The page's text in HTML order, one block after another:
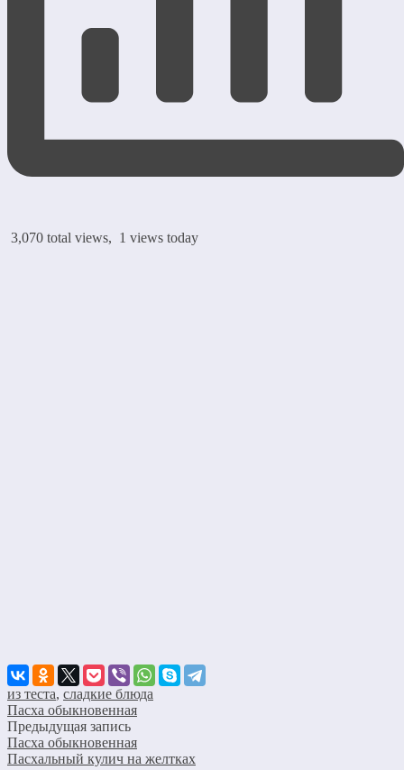
3,070 total views, 1 views today
из теста, сладкие блюда
Пасха обыкновенная
Предыдущая запись
Пасха обыкновенная
Пасхальный кулич на желтках